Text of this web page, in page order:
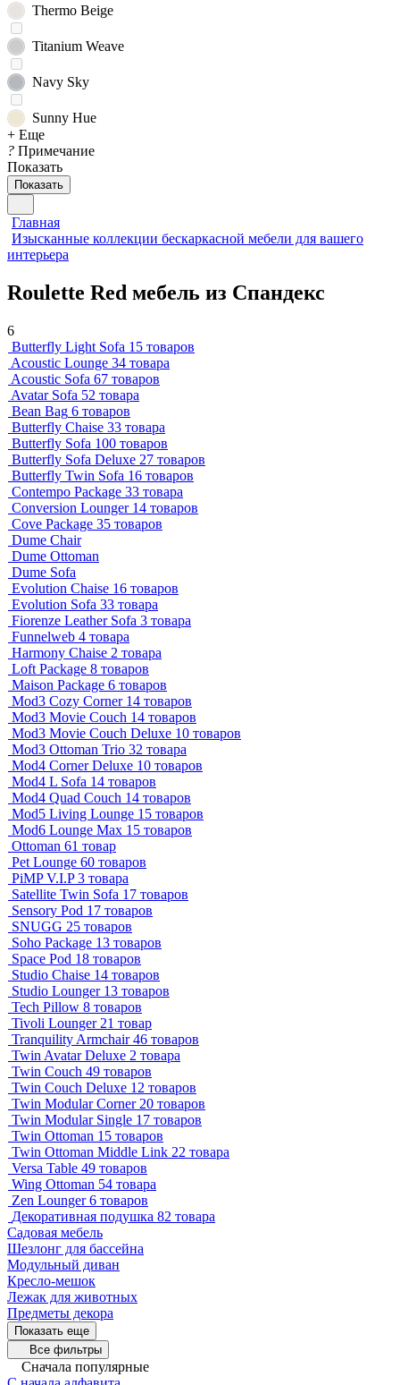
Thermo Beige
Titanium Weave
Navy Sky
Sunny Hue
+ Еще
? Примечание
Показать
Показать
Главная
Изысканные коллекции бескаркасной мебели для вашего
интерьера
Roulette Red мебель из Спандекс
6
Butterfly Light Sofa 15 товаров
Acoustic Lounge 34 товара
Acoustic Sofa 67 товаров
Avatar Sofa 52 товара
Bean Bag 6 товаров
Butterfly Chaise 33 товара
Butterfly Sofa 100 товаров
Butterfly Sofa Deluxe 27 товаров
Butterfly Twin Sofa 16 товаров
Contempo Package 33 товара
Conversion Lounger 14 товаров
Cove Package 35 товаров
Dume Chair
Dume Ottoman
Dume Sofa
Evolution Chaise 16 товаров
Evolution Sofa 33 товара
Fiorenze Leather Sofa 3 товара
Funnelweb 4 товара
Harmony Chaise 2 товара
Loft Package 8 товаров
Maison Package 6 товаров
Mod3 Cozy Corner 14 товаров
Mod3 Movie Couch 14 товаров
Mod3 Movie Couch Deluxe 10 товаров
Mod3 Ottoman Trio 32 товара
Mod4 Corner Deluxe 10 товаров
Mod4 L Sofa 14 товаров
Mod4 Quad Couch 14 товаров
Mod5 Living Lounge 15 товаров
Mod6 Lounge Max 15 товаров
Ottoman 61 товар
Pet Lounge 60 товаров
PiMP V.I.P 3 товара
Satellite Twin Sofa 17 товаров
Sensory Pod 17 товаров
SNUGG 25 товаров
Soho Package 13 товаров
Space Pod 18 товаров
Studio Chaise 14 товаров
Studio Lounger 13 товаров
Tech Pillow 8 товаров
Tivoli Lounger 21 товар
Tranquility Armchair 46 товаров
Twin Avatar Deluxe 2 товара
Twin Couch 49 товаров
Twin Couch Deluxe 12 товаров
Twin Modular Corner 20 товаров
Twin Modular Single 17 товаров
Twin Ottoman 15 товаров
Twin Ottoman Middle Link 22 товара
Versa Table 49 товаров
Wing Ottoman 54 товара
Zen Lounger 6 товаров
Декоративная подушка 82 товара
Садовая мебель
Шезлонг для бассейна
Модульный диван
Кресло-мешок
Лежак для животных
Предметы декора
Показать еще
Все фильтры
Сначала популярные